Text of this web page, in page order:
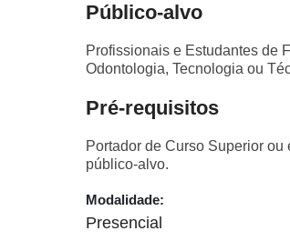
Público-alvo
Profissionais e Estudantes de
Odontologia, Tecnologia ou
Pré-requisitos
Portador de Curso Superior
público-alvo.
Modalidade:
Presencial